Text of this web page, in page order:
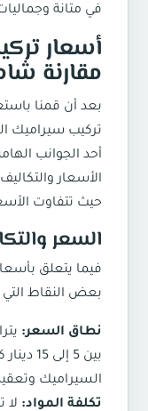
في متانة
أسعار
مقارنة
بعد أن قمنا
تركيب سيراميك
أحد الجوانب
الأسعار
حيث تتفاوت
السعر
فيما يتعلق
بعض النقاط
نطاق السعر:
بين 5
السيراميك
تكلفة المواد: لا